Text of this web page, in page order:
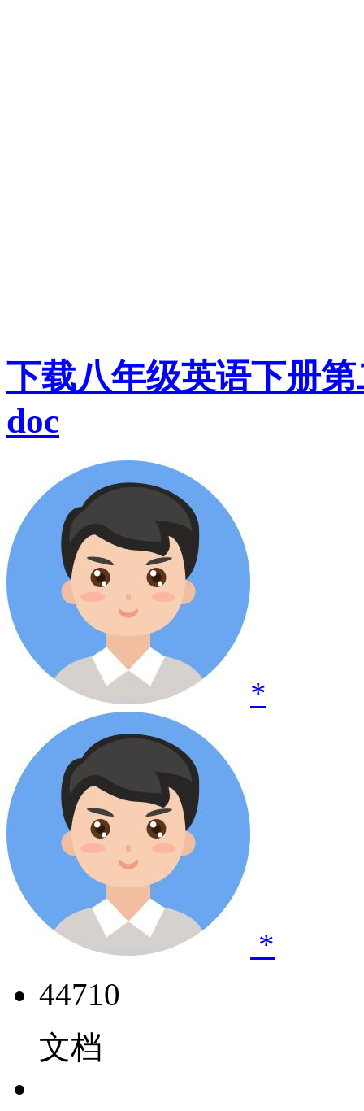
下载八年级英语下册
doc
*
*
44710
文档